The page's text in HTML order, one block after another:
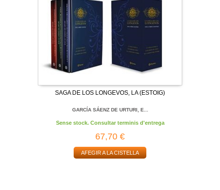
SAGA DE LOS LONGEVOS, LA (ESTOIG)
GARCÍA SÁENZ DE URTURI, E...
Sense stock. Consultar terminis d'entrega
67,70 €
AFEGIR A LA CISTELLA